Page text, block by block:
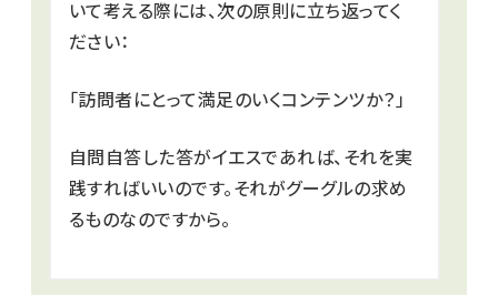
いて考える際には、次の原則に立ち返ってく
ださい：
「訪問者にとって満足のいくコンテンツか？」
自問自答した答がイエスであれば、それを実
践すればいいのです。それがグーグルの求め
るものなのですから。